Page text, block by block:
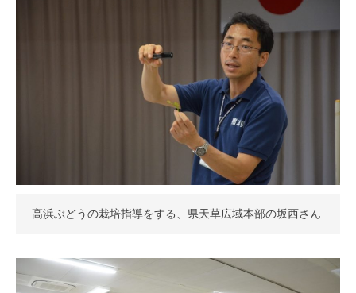
高浜ぶどうの栽培指導をする、県天草広域本部の坂西さん